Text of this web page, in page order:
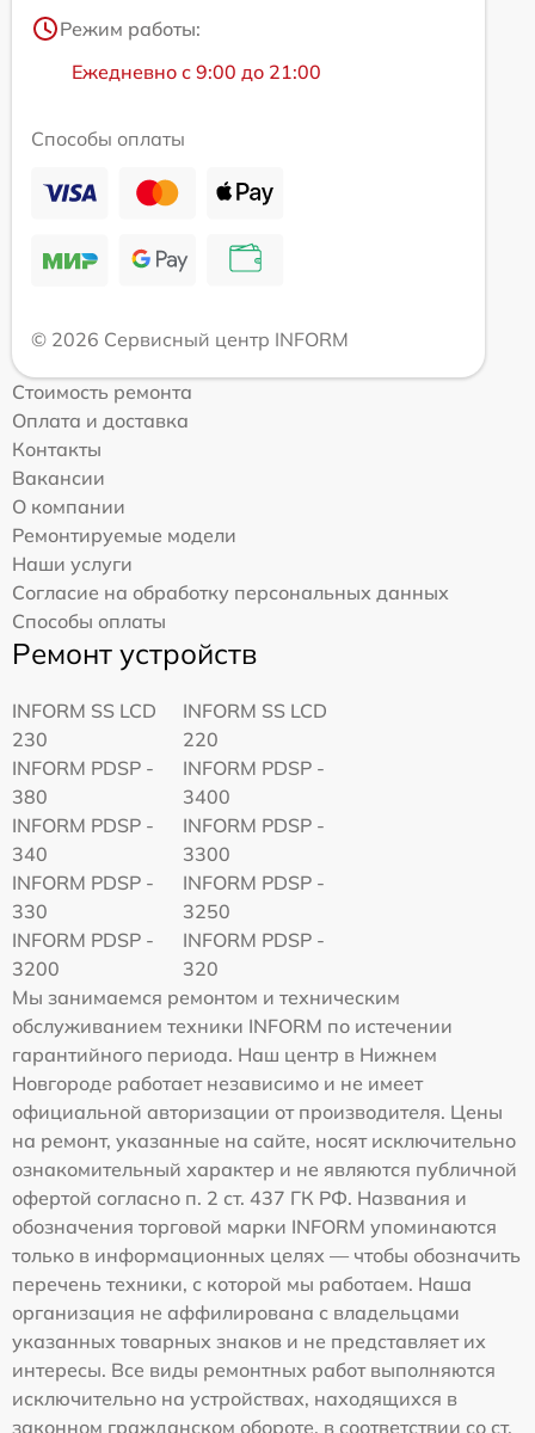
Режим работы:
Ежедневно с 9:00 до 21:00
Способы оплаты
© 2026 Сервисный центр INFORM
Стоимость ремонта
Оплата и доставка
Контакты
Вакансии
О компании
Ремонтируемые модели
Наши услуги
Согласие на обработку персональных данных
Способы оплаты
Ремонт устройств
INFORM SS LCD
230
INFORM SS LCD
220
INFORM PDSP -
380
INFORM PDSP -
3400
INFORM PDSP -
340
INFORM PDSP -
3300
INFORM PDSP -
330
INFORM PDSP -
3250
INFORM PDSP -
3200
INFORM PDSP -
320
Мы занимаемся ремонтом и техническим
обслуживанием техники INFORM по истечении
гарантийного периода. Наш центр в Нижнем
Новгороде работает независимо и не имеет
официальной авторизации от производителя. Цены
на ремонт, указанные на сайте, носят исключительно
ознакомительный характер и не являются публичной
офертой согласно п. 2 ст. 437 ГК РФ. Названия и
обозначения торговой марки INFORM упоминаются
только в информационных целях — чтобы обозначить
перечень техники, с которой мы работаем. Наша
организация не аффилирована с владельцами
указанных товарных знаков и не представляет их
интересы. Все виды ремонтных работ выполняются
исключительно на устройствах, находящихся в
законном гражданском обороте, в соответствии со ст.